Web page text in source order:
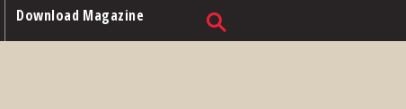
Download Magazine